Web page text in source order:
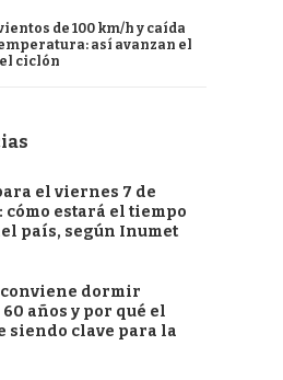
de 100 km/h y caída
así avanzan el
ciclón
el viernes 7 de
cómo estará el tiempo
país, según Inumet
conviene dormir
años y por qué el
siendo clave para la